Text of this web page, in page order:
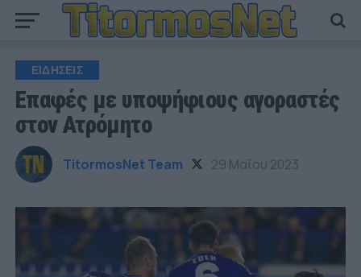
ΕΙΔΗΣΕΙΣ
Επαφές με υποψήφιους αγοραστές
στον Ατρόμητο
TitormosNet Team 29 Μαΐου 2023